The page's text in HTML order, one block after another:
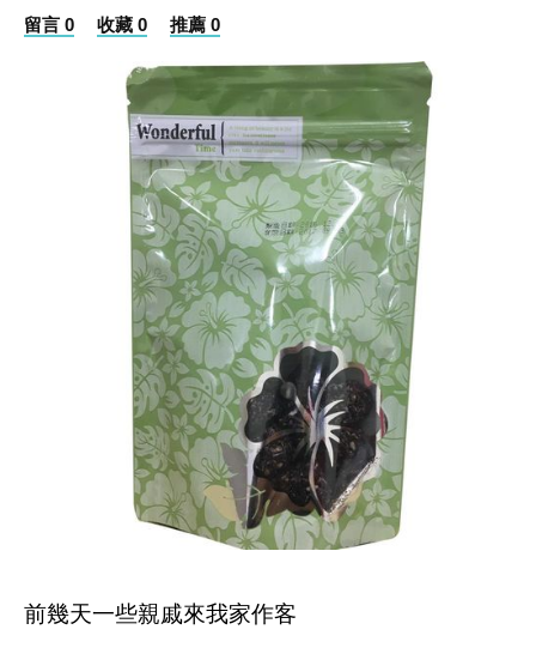
留言 0 收藏 0 推薦 0
前幾天一些親戚來我家作客